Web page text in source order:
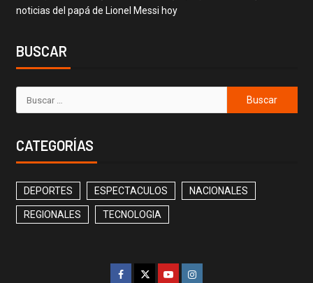
noticias del papá de Lionel Messi hoy
BUSCAR
CATEGORÍAS
DEPORTES ESPECTACULOS NACIONALES
REGIONALES TECNOLOGIA